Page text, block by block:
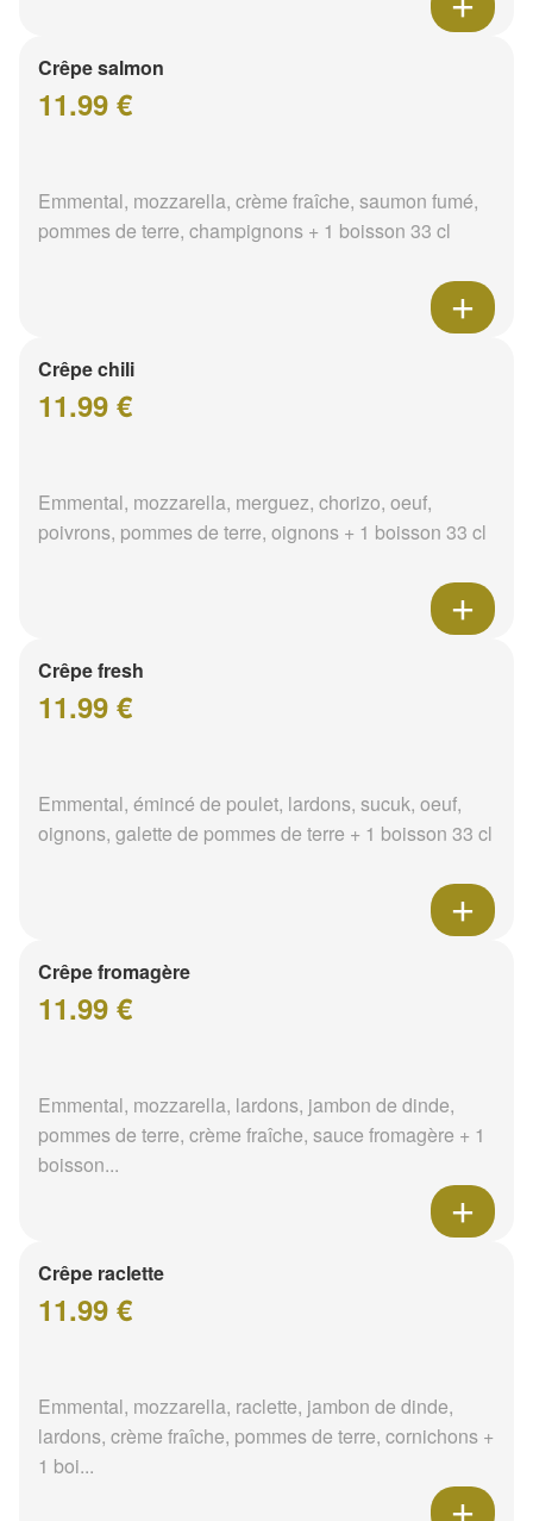
Crêpe salmon
11.99 €
Emmental, mozzarella, crème fraîche, saumon fumé,
pommes de terre, champignons + 1 boisson 33 cl
Crêpe chili
11.99 €
Emmental, mozzarella, merguez, chorizo, oeuf,
poivrons, pommes de terre, oignons + 1 boisson 33 cl
Crêpe fresh
11.99 €
Emmental, émincé de poulet, lardons, sucuk, oeuf,
oignons, galette de pommes de terre + 1 boisson 33 cl
Crêpe fromagère
11.99 €
Emmental, mozzarella, lardons, jambon de dinde,
pommes de terre, crème fraîche, sauce fromagère + 1
boisson...
Crêpe raclette
11.99 €
Emmental, mozzarella, raclette, jambon de dinde,
lardons, crème fraîche, pommes de terre, cornichons +
1 boi...